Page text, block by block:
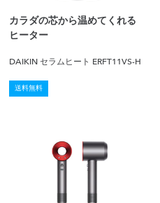
カラダの芯から温めてくれる
ヒーター
DAIKIN セラムヒート ERFT11VS-H
送料無料